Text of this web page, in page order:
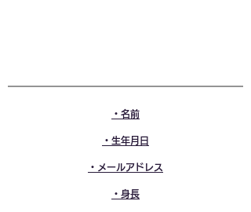
・名前
・生年月日
・メールアドレス
・身長